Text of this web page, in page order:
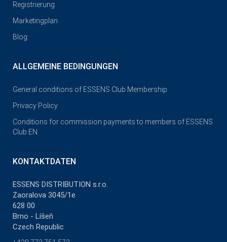
Registrierung
Marketingplan
Blog
ALLGEMEINE BEDINGUNGEN
General conditions of ESSENS Club Membership
Privacy Policy
Conditions for commission payments to members of ESSENS
Club EN
KONTAKTDATEN
ESSENS DISTRIBUTION s.r.o.
Zaoralova 3045/1e
628 00
Brno - Líšeň
Czech Republic